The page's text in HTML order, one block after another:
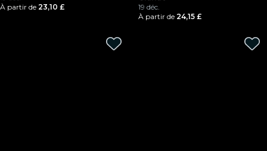
À partir de 23,10 £
19 déc.
À partir de 24,15 £